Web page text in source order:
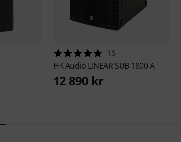
15
HK Audio LINEAR SUB 1800 A
12 890 kr